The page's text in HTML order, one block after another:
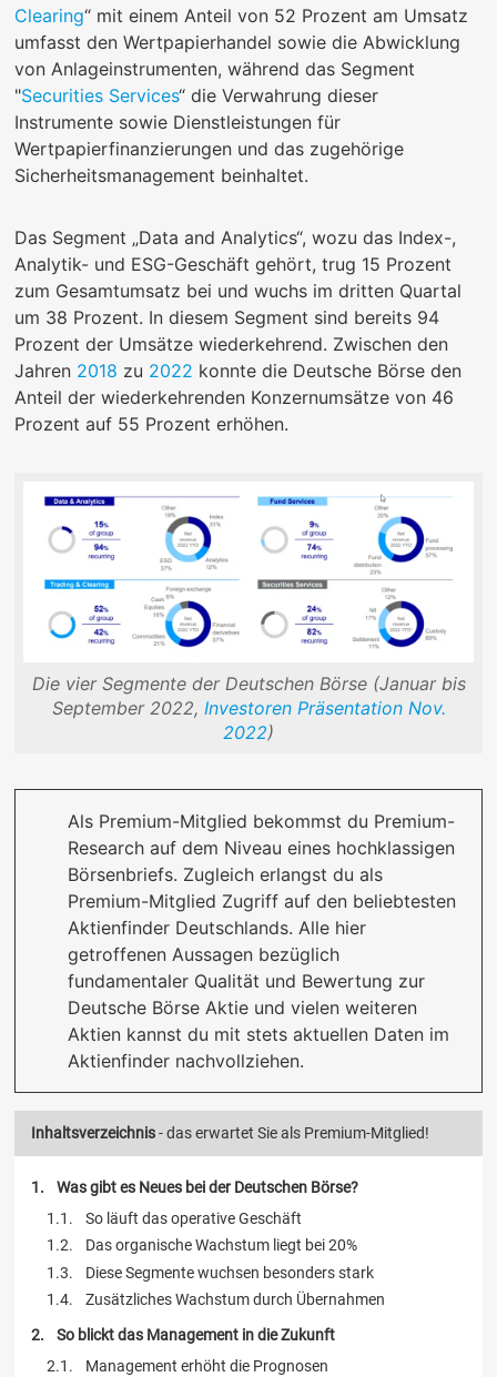
Clearing“ mit einem Anteil von 52 Prozent am Umsatz
umfasst den Wertpapierhandel sowie die Abwicklung
von Anlageinstrumenten, während das Segment
"Securities Services“ die Verwahrung dieser
Instrumente sowie Dienstleistungen für
Wertpapierfinanzierungen und das zugehörige
Sicherheitsmanagement beinhaltet.
Das Segment „Data and Analytics“, wozu das Index-,
Analytik- und ESG-Geschäft gehört, trug 15 Prozent
zum Gesamtumsatz bei und wuchs im dritten Quartal
um 38 Prozent. In diesem Segment sind bereits 94
Prozent der Umsätze wiederkehrend. Zwischen den
Jahren 2018 zu 2022 konnte die Deutsche Börse den
Anteil der wiederkehrenden Konzernumsätze von 46
Prozent auf 55 Prozent erhöhen.
Die vier Segmente der Deutschen Börse (Januar bis
September 2022, Investoren Präsentation Nov.
2022)
Als Premium-Mitglied bekommst du Premium-
Research auf dem Niveau eines hochklassigen
Börsenbriefs. Zugleich erlangst du als
Premium-Mitglied Zugriff auf den beliebtesten
Aktienfinder Deutschlands. Alle hier
getroffenen Aussagen bezüglich
fundamentaler Qualität und Bewertung zur
Deutsche Börse Aktie und vielen weiteren
Aktien kannst du mit stets aktuellen Daten im
Aktienfinder nachvollziehen.
Inhaltsverzeichnis- das erwartet Sie als Premium-Mitglied!
Was gibt es Neues bei der Deutschen Börse?
So läuft das operative Geschäft
Das organische Wachstum liegt bei 20%
Diese Segmente wuchsen besonders stark
Zusätzliches Wachstum durch Übernahmen
So blickt das Management in die Zukunft
Management erhöht die Prognosen